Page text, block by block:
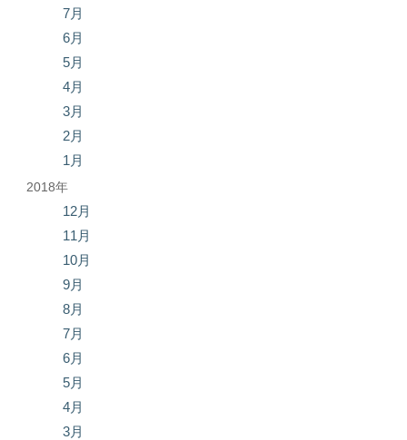
7月
6月
5月
4月
3月
2月
1月
2018年
12月
11月
10月
9月
8月
7月
6月
5月
4月
3月